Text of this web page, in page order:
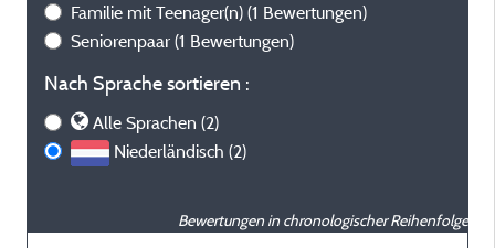
Familie mit Teenager(n) (1 Bewertungen)
Seniorenpaar (1 Bewertungen)
Nach Sprache sortieren :
Alle Sprachen (2)
Niederländisch (2)
Bewertungen in chronologischer Reihenfolge